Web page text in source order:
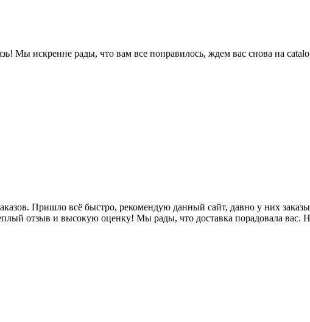
Мы искренне рады, что вам все понравилось, ждем вас снова на
Пришло всё быстро, рекомендую данный сайт, давно у них
отзыв и высокую оценку! Мы рады, что доставка порадовала